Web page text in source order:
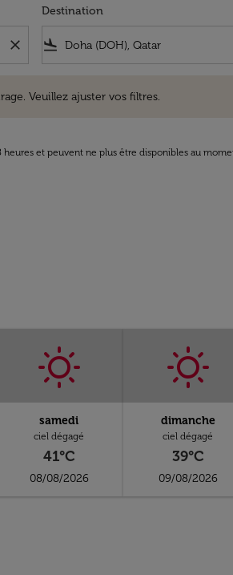
close
Destination
flight_land
Veuillez ajuster vos filtres.
et peuvent ne plus être disponibles au
samedi
ciel dégagé
41°C
08/08/2026
dimanche
ciel dégagé
39°C
09/08/2026